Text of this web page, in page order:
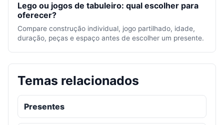
Lego ou jogos de tabuleiro: qual escolher para
oferecer?
Compare construção individual, jogo partilhado, idade,
duração, peças e espaço antes de escolher um presente.
Temas relacionados
Presentes